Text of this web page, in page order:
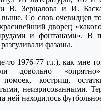
В. Зерцалова и И.
Со слов очевидцев
дворец
и фонтанами». В
фазаны.
то 1976-77 г.г.), как мне
довольно
помоек, кострищ,
неизрисованными.
ней находилось